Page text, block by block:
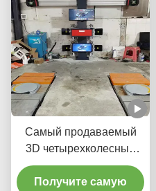
Самый продаваемый
3D четырехколесный
выровнитель Гаража
оборудование
Получите самую